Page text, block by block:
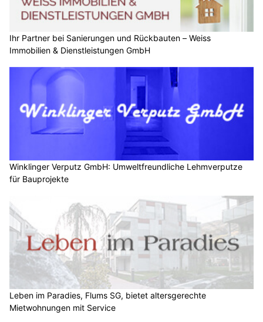
Ihr Partner bei Sanierungen und Rückbauten – Weiss
Immobilien & Dienstleistungen GmbH
Winklinger Verputz GmbH: Umweltfreundliche Lehmverputze
für Bauprojekte
Leben im Paradies, Flums SG, bietet altersgerechte
Mietwohnungen mit Service